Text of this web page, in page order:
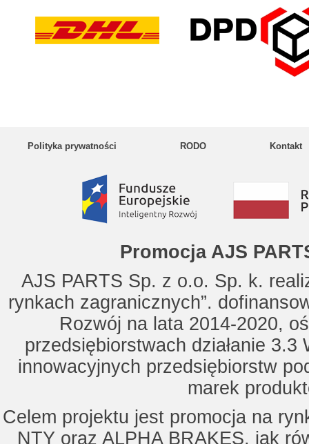
Polityka prywatności RODO Kontakt
Promocja AJS
AJS PARTS Sp. z o.o. Sp. k.
rynkach zagranicznych”.
Rozwój na lata 2014-2020,
przedsiębiorstwach działanie
innowacyjnych przedsiębiorstw
marek
Celem projektu jest promocja na
NTY oraz ALPHA BRAKES, jak